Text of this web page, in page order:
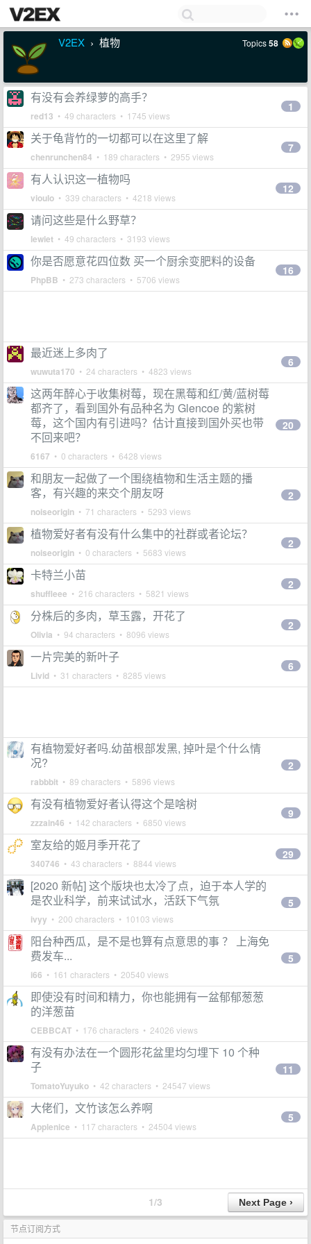
V2EX › 植物 Topics58
有没有会养绿萝的高手？
red13 • 49 characters • 1745 views
1
关于龟背竹的一切都可以在这里了解
chenrunchen84 • 189 characters • 2955 views
7
有人认识这一植物吗
vioulo • 339 characters • 4218 views
12
请问这些是什么野草？
lewiet • 49 characters • 3193 views
你是否愿意花四位数 买一个厨余变肥料的设备
PhpBB • 273 characters • 5706 views
16
最近迷上多肉了
wuwuta170 • 24 characters • 4823 views
6
这两年醉心于收集树莓，现在黑莓和红/黄/蓝树莓
都齐了，看到国外有品种名为 Glencoe 的紫树
莓，这个国内有引进吗？估计直接到国外买也带
不回来吧？
6167 • 0 characters • 6428 views
20
和朋友一起做了一个围绕植物和生活主题的播
客，有兴趣的来交个朋友呀
noiseorigin • 71 characters • 5293 views
2
植物爱好者有没有什么集中的社群或者论坛？
noiseorigin • 0 characters • 5683 views
2
卡特兰小苗
shuffleee • 216 characters • 5821 views
2
分株后的多肉，草玉露，开花了
Olivia • 94 characters • 8096 views
2
一片完美的新叶子
Livid • 31 characters • 8285 views
6
有植物爱好者吗.幼苗根部发黑, 掉叶是个什么情
况?
rabbbit • 89 characters • 5896 views
2
有没有植物爱好者认得这个是啥树
zzzain46 • 142 characters • 6850 views
9
室友给的姬月季开花了
340746 • 43 characters • 8844 views
29
[2020 新帖] 这个版块也太冷了点，迫于本人学的
是农业科学，前来试试水，活跃下气氛
ivyy • 200 characters • 10103 views
5
阳台种西瓜，是不是也算有点意思的事 ？ 上海免
费发车...
i66 • 161 characters • 20540 views
5
即使没有时间和精力，你也能拥有一盆郁郁葱葱
的洋葱苗
CEBBCAT • 176 characters • 24026 views
有没有办法在一个圆形花盆里均匀埋下 10 个种
子
TomatoYuyuko • 42 characters • 24547 views
11
大佬们，文竹该怎么养啊
Applenice • 117 characters • 24504 views
5
1/3
节点订阅方式